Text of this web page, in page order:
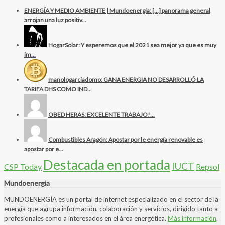
ENERGÍA Y MEDIO AMBIENTE | Mundoenergía: […] panorama general
arrojan una luz positiv...
HogarSolar: Y esperemos que el 2021 sea mejor ya que es muy
im...
manologarciadomo: GANA ENERGIA NO DESARROLLÓ LA
TARIFA DHS COMO IND...
OBED HERAS: EXCELENTE TRABAJO!...
Combustibles Aragón: Apostar por le energía renovable es
apostar por e...
CSP Today Destacada en portada IUCT Repsol
Mundoenergia
MUNDOENERGÍA es un portal de internet especializado en el sector de la
energía que agrupa información, colaboración y servicios, dirigido tanto a
profesionales como a interesados en el área energética. Más información.